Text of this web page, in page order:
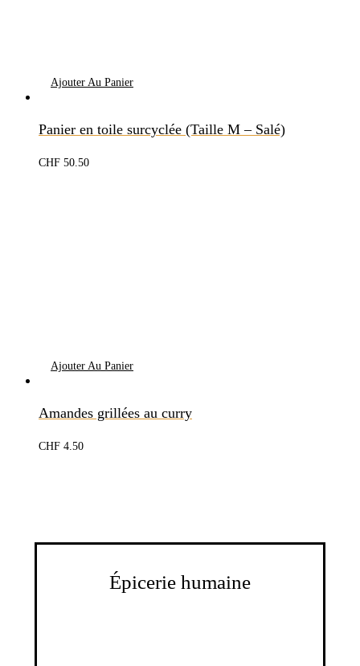
Ajouter Au Panier
Panier en toile surcyclée (Taille M – Salé)
CHF 50.50
Ajouter Au Panier
Amandes grillées au curry
CHF 4.50
Épicerie humaine